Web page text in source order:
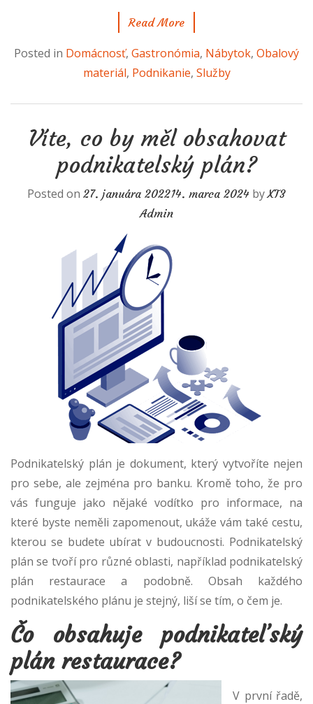
Read More
Posted in Domácnosť, Gastronómia, Nábytok, Obalový
materiál, Podnikanie, Služby
Víte, co by měl obsahovat
podnikatelský plán?
Posted on 27. januára 202214. marca 2024 byXT3
Admin
Podnikatelský plán je dokument, který vytvoříte nejen
pro sebe, ale zejména pro banku. Kromě toho, že pro
vás funguje jako nějaké vodítko pro informace, na
které byste neměli zapomenout, ukáže vám také cestu,
kterou se budete ubírat v budoucnosti. Podnikatelský
plán se tvoří pro různé oblasti, například podnikatelský
plán restaurace a podobně. Obsah každého
podnikatelského plánu je stejný, liší se tím, o čem je.
Čo obsahuje podnikateľský
plán restaurace?
V první řadě,